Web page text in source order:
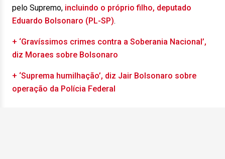
pelo Supremo, incluindo o próprio filho, deputado
Eduardo Bolsonaro (PL-SP).
+ ‘Gravíssimos crimes contra a Soberania Nacional’,
diz Moraes sobre Bolsonaro
+ ‘Suprema humilhação’, diz Jair Bolsonaro sobre
operação da Polícia Federal